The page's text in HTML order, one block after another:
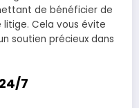
de bénéficier de
litige. Cela vous évite
soutien précieux dans
7